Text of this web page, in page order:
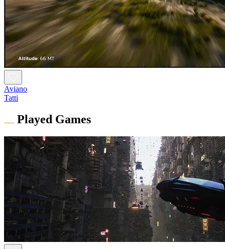
Aviano
Tatti
Played Games